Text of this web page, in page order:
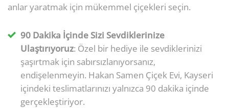
anlar yaratmak için mükemmel çiçekleri seçin.
90 Dakika İçinde Sizi Sevdiklerinize
Ulaştırıyoruz: Özel bir hediye ile sevdiklerinizi
şaşırtmak için sabırsızlanıyorsanız,
endişelenmeyin. Hakan Samen Çiçek Evi, Kayseri
içindeki teslimatlarınızı yalnızca 90 dakika içinde
gerçekleştiriyor.